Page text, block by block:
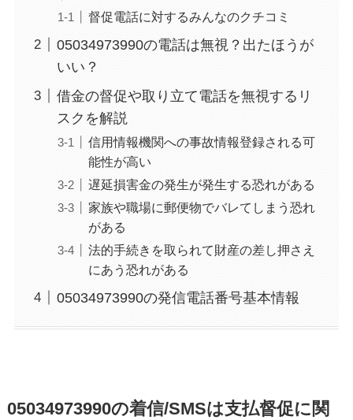
督促電話に対するみんなのクチコミ
05034973990の電話は無視？出たほうが
いい？
借金の督促や取り立て電話を無視するリ
スクを解説
信用情報機関への事故情報登録される可
能性が高い
遅延損害金の発生が発生する恐れがある
家族や職場に郵便物でバレてしまう恐れ
がある
法的手続きを取られて財産の差し押さえ
にあう恐れがある
05034973990の発信電話番号基本情報
05034973990の着信/SMSは支払督促に関